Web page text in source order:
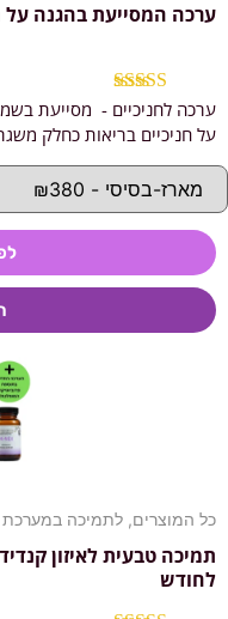
ערכה המסייעת בהגנה על
ערכה לחניכיים - מסייעת
על חניכיים בריאות כחלק
דורג5.00
מתוך 5
כל המוצרים, לתמיכה במערכת
תמיכה טבעית לאיזון
לחודש